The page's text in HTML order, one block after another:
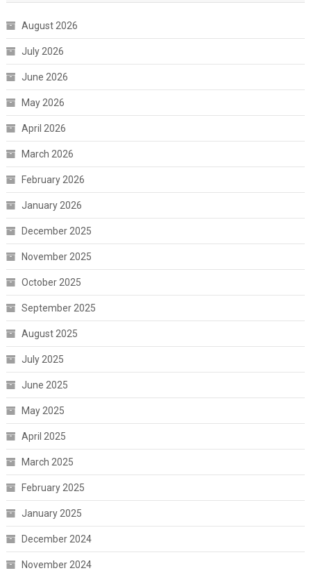
August 2026
July 2026
June 2026
May 2026
April 2026
March 2026
February 2026
January 2026
December 2025
November 2025
October 2025
September 2025
August 2025
July 2025
June 2025
May 2025
April 2025
March 2025
February 2025
January 2025
December 2024
November 2024